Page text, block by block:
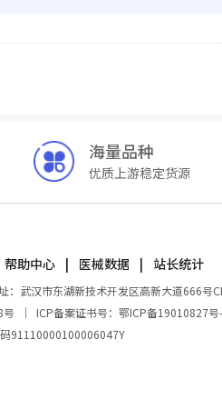
海量品种
优质上游稳定货源
帮助中心 医械数据 站长统计
：武汉市东湖新技术开发区高新大道666号
号
｜ ICP备案证书号：鄂ICP备19010827号
91110000100006047Y